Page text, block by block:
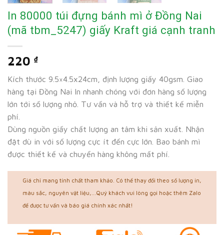
In 80000 túi đựng bánh mì ở Đồng Nai
(mã tbm_5247) giấy Kraft giá cạnh tranh
220 ₫
Kích thước 9.5×4.5x24cm, định lượng giấy 40gsm. Giao
hàng tại Đồng Nai In nhanh chóng với đơn hàng số lượng
lớn tới số lượng nhỏ. Tư vấn và hỗ trợ và thiết kế miễn
phí.
Dùng nguồn giấy chất lượng an tâm khi sản xuất. Nhận
đặt dù in với số lượng cực ít đến cực lớn. Bao bánh mì
được thiết kế và chuyển hàng không mất phí.
Giá chỉ mang tính chất tham khảo. Có thể thay đổi theo số lượng in,
màu sắc, nguyên vật liệu,...Quý khách vui lòng gọi hoặc thêm Zalo
để được tư vấn và báo giá chính xác nhất!